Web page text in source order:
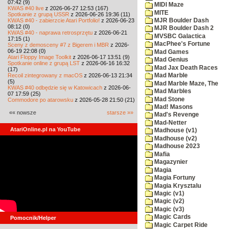
07:42 (9)
KWAS #40 live z 2026-06-27 12:53 (167)
Spotkanie z grupą USSR z 2026-06-26 19:36 (11)
KWAS #40 - zabierzcie Atari Portfolio! z 2026-06-23
08:12 (0)
KWAS #40 - naprawa retrosprzętu z 2026-06-21
17:15 (1)
Sceny z demosceny #7 z Bigerem i MBR z 2026-
06-19 22:08 (0)
Atari Floppy Image Toolkit z 2026-06-17 13:51 (9)
Spotkanie online z grupą LST z 2026-06-16 16:32
(17)
Recoil zintegrowany z macOS z 2026-06-13 21:34
(5)
KWAS #40 odbędzie się w Katowicach z 2026-06-
07 17:59 (25)
Commodore po atarowsku z 2026-05-28 21:50 (21)
«« nowsze starsze »»
AtariOnline.pl na YouTube
Pomocnik/Helper
MIDI Maze
MITE
MJR Boulder Dash
MJR Boulder Dash 2
MVSBC Galactica
MacPhee's Fortune
Mad Games
Mad Genius
Mad Jax Death Races
Mad Marble
Mad Marble Maze, The
Mad Marbles
Mad Stone
Mad! Masons
Mad's Revenge
Mad-Netter
Madhouse (v1)
Madhouse (v2)
Madhouse 2023
Mafia
Magazynier
Magia
Magia Fortuny
Magia Krysztalu
Magic (v1)
Magic (v2)
Magic (v3)
Magic Cards
Magic Carpet Ride